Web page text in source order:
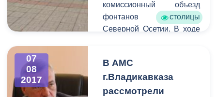
комиссионный объезд
фонтанов столицы
Северной Осетии. В ходе
благоустройства и
озеленения и Управлению
культуры города было
07
08
2017
В АМС
г.Владикавказа
рассмотрели